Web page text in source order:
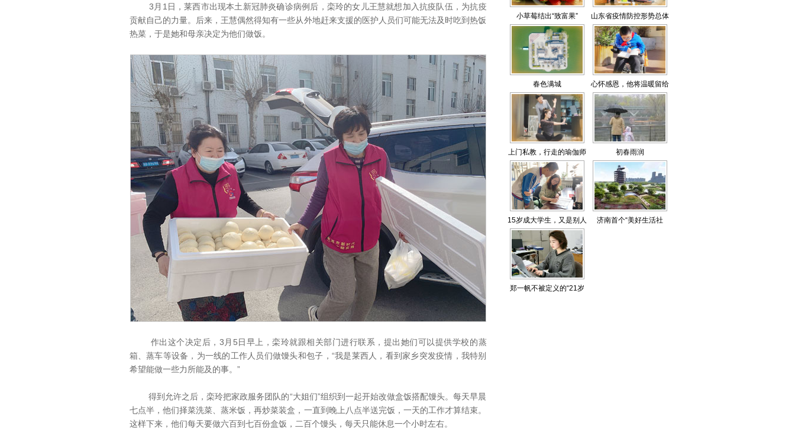
3月1日，莱西市出现本土新冠肺炎确诊病例后，栾玲的女儿王慧就想加入抗疫队伍，为抗疫
贡献自己的力量。后来，王慧偶然得知有一些从外地赶来支援的医护人员们可能无法及时吃到热饭
热菜，于是她和母亲决定为他们做饭。
作出这个决定后，3月5日早上，栾玲就跟相关部门进行联系，提出她们可以提供学校的蒸
箱、蒸车等设备，为一线的工作人员们做馒头和包子，“我是莱西人，看到家乡突发疫情，我特别
希望能做一些力所能及的事。”
得到允许之后，栾玲把家政服务团队的“大姐们”组织到一起开始改做盒饭搭配馒头。每天早晨
七点半，他们择菜洗菜、蒸米饭，再炒菜装盒，一直到晚上八点半送完饭，一天的工作才算结束。
这样下来，他们每天要做六百到七百份盒饭，二百个馒头，每天只能休息一个小时左右。
小草莓结出“致富果” 山东省疫情防控形势总体
可控
春色满城 心怀感恩，他将温暖留给
他人
上门私教，行走的瑜伽师 初春雨润
15岁成大学生，又是别人
家的孩子
济南首个“美好生活社
郑一帆不被定义的“21岁